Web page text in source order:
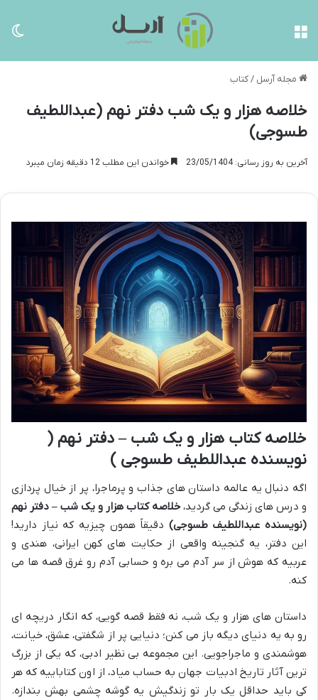
مجله آرسل /کتاب
خلاصه هزار و یک شب دفتر نهم (عبداللطیف
طسوجی)
آخرین به روز رسانی: 23/05/1404 خواندن این مطلب 12 دقیقه زمان میبرد
خلاصه کتاب هزار و یک شب – دفتر نهم (
نویسنده عبداللطیف طسوجی )
اگه دنبال یه عالمه داستان های جذاب و پرماجرا، پر از خیال پردازی
و درس های زندگی می گردید، خلاصه کتاب هزار و یک شب – دفتر نهم
(نویسنده عبداللطیف طسوجی) دقیقاً همون چیزیه که نیاز دارید!
این دفتر، یه گنجینه واقعی از حکایت های کهن ایرانی، هندی و
عربیه که هوش از سر آدم می بره و حسابی آدم رو غرق قصه ها می
کنه.
داستان های هزار و یک شب، نه فقط قصه گویی، که انگار دریچه ای
رو به یه دنیای دیگه باز می کنن؛ دنیایی پر از شگفتی، عشق، خیانت،
هوشمندی و ماجراجویی. این مجموعه بی نظیر ادبی، که یکی از بزرگ
ترین آثار تاریخ ادبیات جهان به حساب میاد، از اون کتاباییه که هر
کی باید حداقل یک بار تو زندگیش یه گوشه چشمی بهش بندازه.